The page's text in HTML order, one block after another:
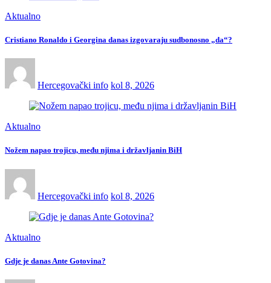
Aktualno
Cristiano Ronaldo i Georgina danas izgovaraju sudbonosno „da“?
Hercegovački info kol 8, 2026
Aktualno
Nožem napao trojicu, među njima i državljanin BiH
Hercegovački info kol 8, 2026
Aktualno
Gdje je danas Ante Gotovina?